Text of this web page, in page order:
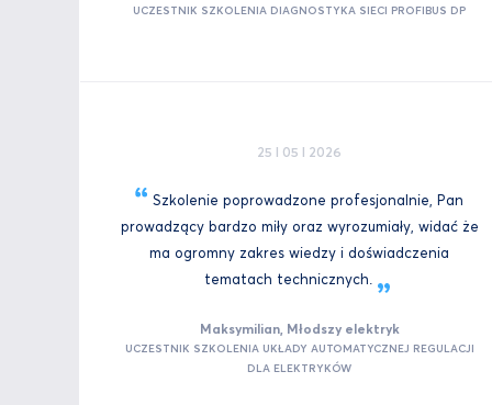
UCZESTNIK SZKOLENIA DIAGNOSTYKA SIECI PROFIBUS DP
25 I 05 I 2026
Szkolenie poprowadzone profesjonalnie, Pan
prowadzący bardzo miły oraz wyrozumiały, widać że
ma ogromny zakres wiedzy i doświadczenia
tematach technicznych.
Maksymilian, Młodszy elektryk
UCZESTNIK SZKOLENIA UKŁADY AUTOMATYCZNEJ REGULACJI
DLA ELEKTRYKÓW